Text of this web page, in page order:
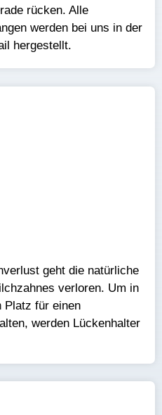
rücken. Alle
werden bei uns in der
hergestellt.
geht die natürliche
verloren. Um in
Platz für einen
werden Lückenhalter